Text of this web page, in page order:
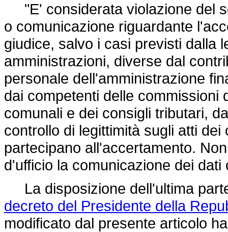
"E' considerata violazione del
o comunicazione riguardante
giudice, salvo i casi previsti dalla
amministrazioni, diverse dal
personale dell'amministrazione
dai competenti delle commissioni
comunali e dei consigli tributari,
controllo di legittimità sugli atti
partecipano all'accertamento.
d'ufficio la comunicazione dei
La disposizione dell'ultima
decreto del Presidente della
modificato dal presente articolo